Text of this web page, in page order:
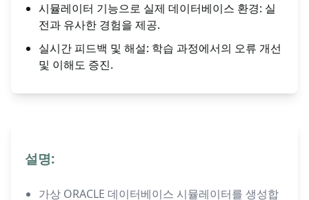
시뮬레이터 기능으로 실제 데이터베이스 환경: 실
전과 유사한 경험을 제공.
실시간 피드백 및 해설: 학습 과정에서의 오류 개선
및 이해도 증진.
설명:
가상 ORACLE 데이터베이스 시뮬레이터를 생성합